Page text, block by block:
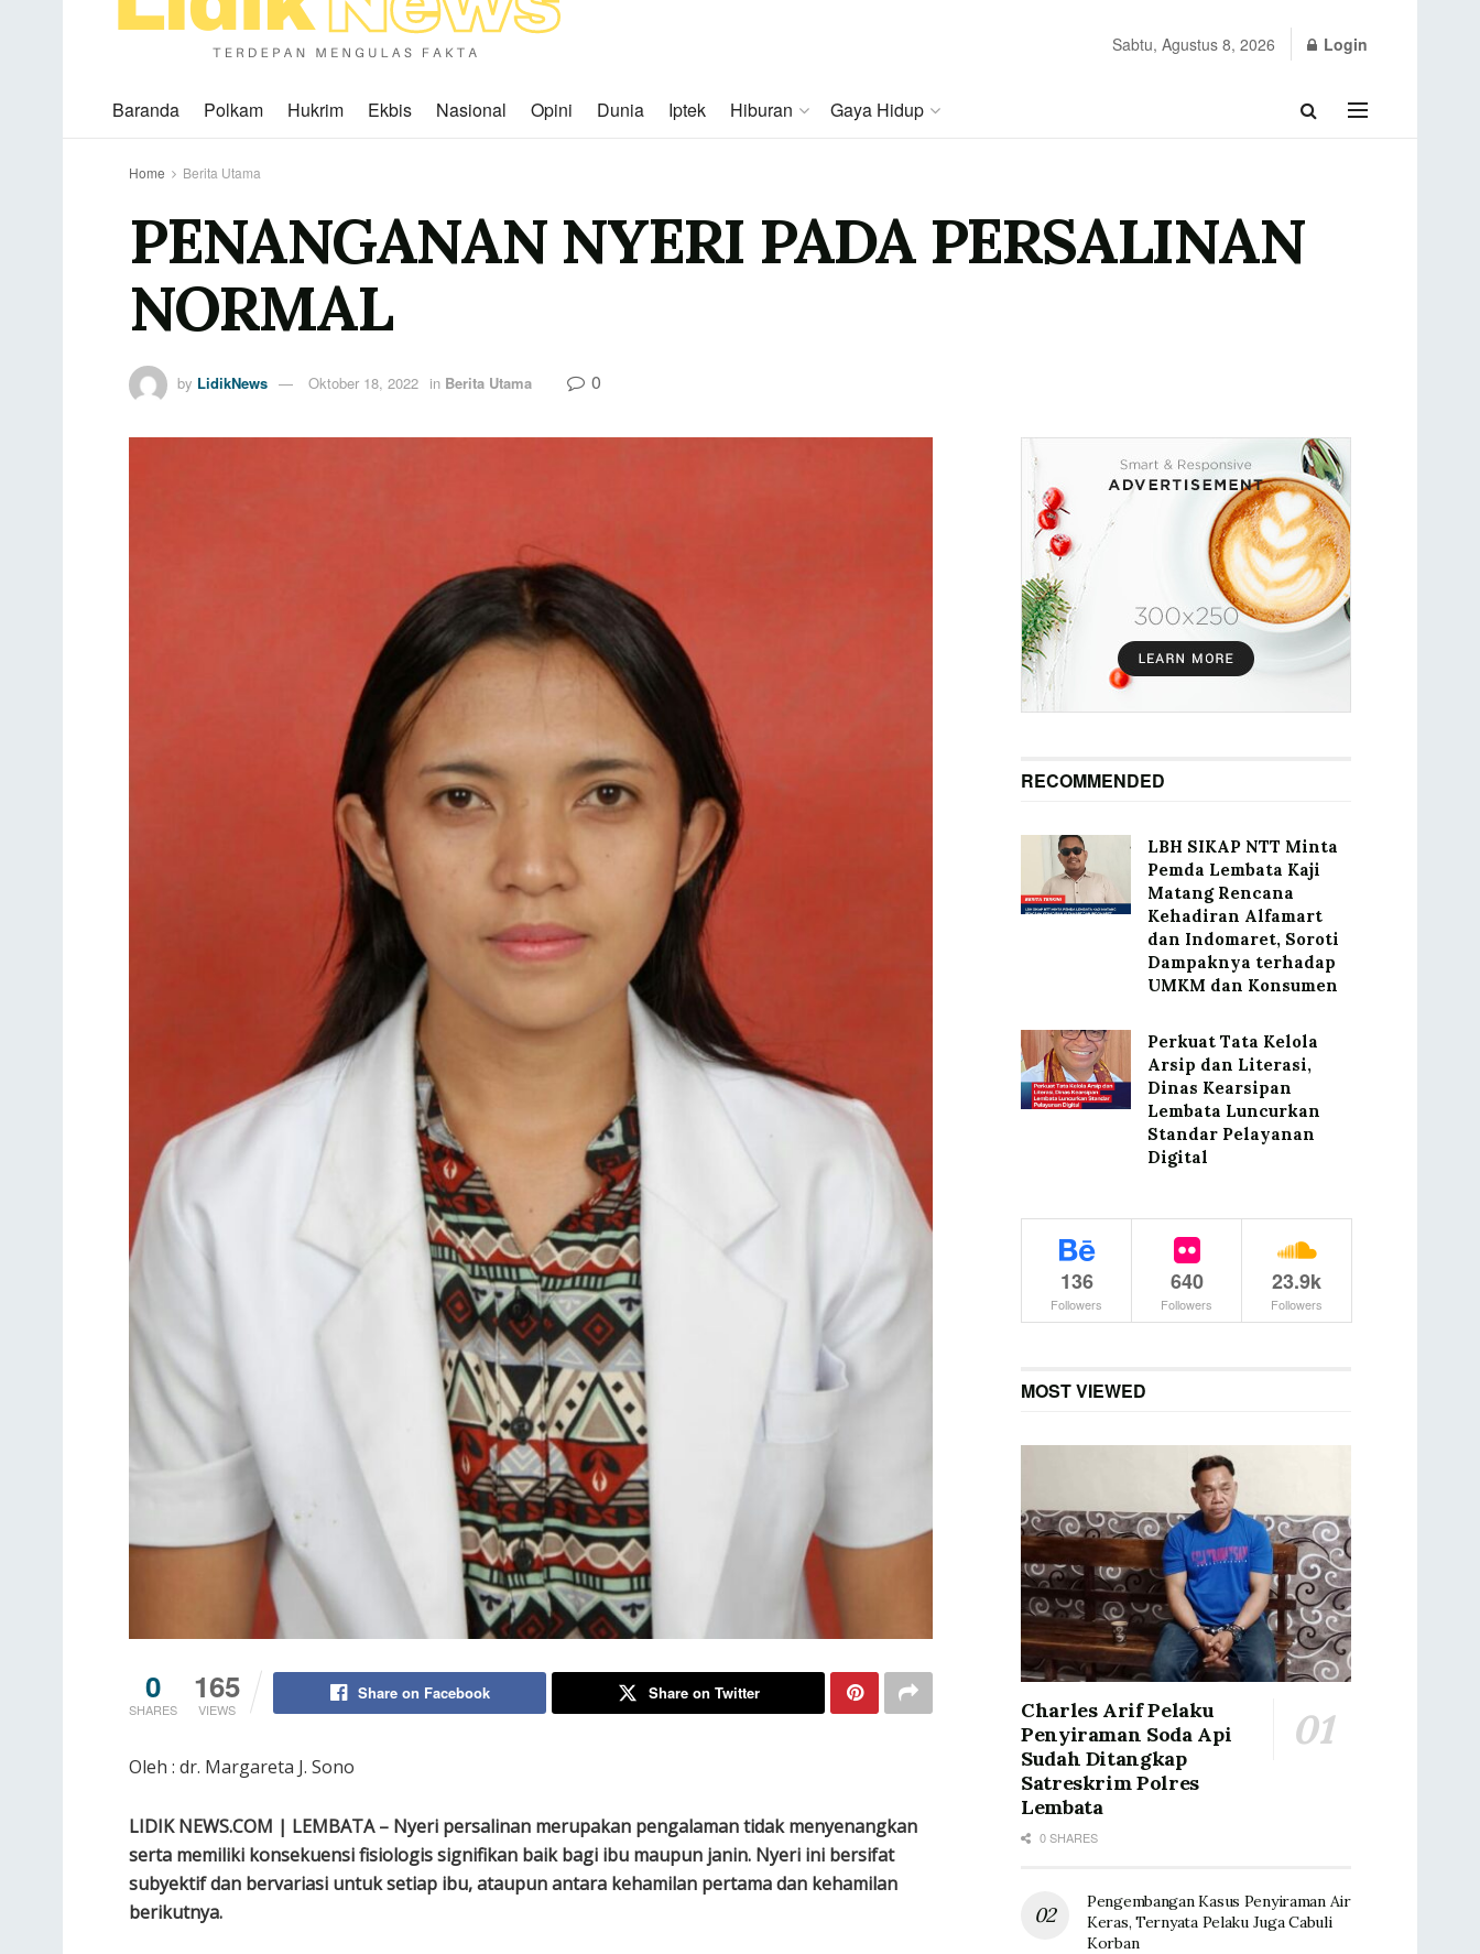
Sabtu, Agustus 8, 2026 Login
Baranda Polkam Hukrim Ekbis Nasional Opini Dunia Iptek Hiburan Gaya Hidup
Home Berita Utama
PENANGANAN NYERI PADA PERSALINAN
NORMAL
by LidikNews Oktober 18, 2022 in Berita Utama 0
0
SHARES
165
VIEWS
Share on Facebook Share on Twitter
Oleh : dr. Margareta J. Sono
LIDIK NEWS.COM | LEMBATA – Nyeri persalinan merupakan pengalaman tidak menyenangkan
serta memiliki konsekuensi fisiologis signifikan baik bagi ibu maupun janin. Nyeri ini bersifat
subyektif dan bervariasi untuk setiap ibu, ataupun antara kehamilan pertama dan kehamilan
berikutnya.
RECOMMENDED
LBH SIKAP NTT Minta
Pemda Lembata Kaji
Matang Rencana
Kehadiran Alfamart
dan Indomaret, Soroti
Dampaknya terhadap
UMKM dan Konsumen
Perkuat Tata Kelola
Arsip dan Literasi,
Dinas Kearsipan
Lembata Luncurkan
Standar Pelayanan
Digital
136
Followers
640
Followers
23.9k
Followers
MOST VIEWED
Charles Arif Pelaku
Penyiraman Soda Api
Sudah Ditangkap
Satreskrim Polres
Lembata
0 SHARES
Pengembangan Kasus Penyiraman Air
Keras, Ternyata Pelaku Juga Cabuli
Korban